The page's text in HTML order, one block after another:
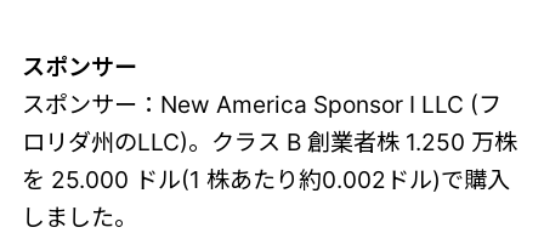
スポンサー
スポンサー：New America Sponsor I LLC (フ
ロリダ州のLLC)。クラス B 創業者株 1.250 万株
を 25.000 ドル(1 株あたり約0.002ドル)で購入
しました。